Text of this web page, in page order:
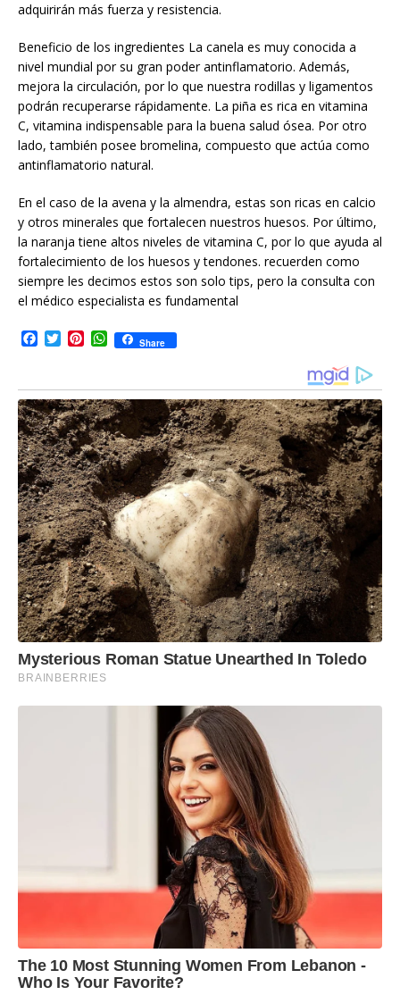
adquirirán más fuerza y resistencia.
Beneficio de los ingredientes La canela es muy conocida a
nivel mundial por su gran poder antinflamatorio. Además,
mejora la circulación, por lo que nuestra rodillas y ligamentos
podrán recuperarse rápidamente. La piña es rica en vitamina
C, vitamina indispensable para la buena salud ósea. Por otro
lado, también posee bromelina, compuesto que actúa como
antinflamatorio natural.
En el caso de la avena y la almendra, estas son ricas en calcio
y otros minerales que fortalecen nuestros huesos. Por último,
la naranja tiene altos niveles de vitamina C, por lo que ayuda al
fortalecimiento de los huesos y tendones. recuerden como
siempre les decimos estos son solo tips, pero la consulta con
el médico especialista es fundamental
e
b
o
o
k
T
t
t
e
r
P
t
e
r
e
s
t
W
h
t
s
A
p
p
Share